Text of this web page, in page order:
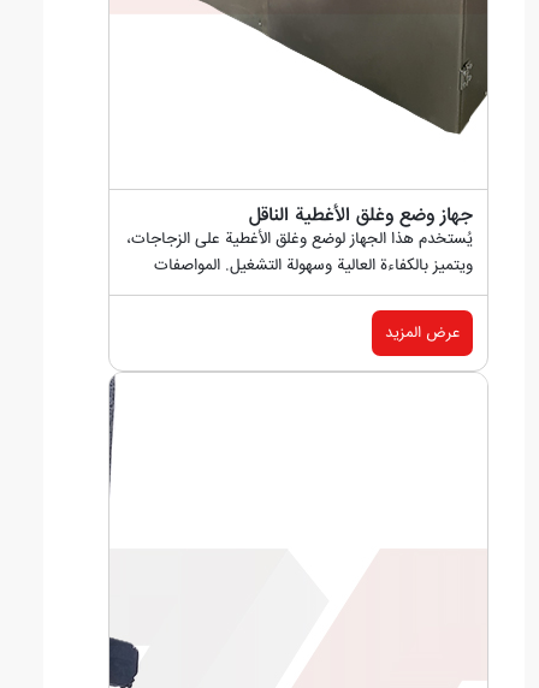
جهاز وضع وغلق الأغطية الناقل
يُستخدم هذا الجهاز لوضع وغلق الأغطية على الزجاجات،
ويتميز بالكفاءة العالية وسهولة التشغيل. المواصفات
الرئيسية:...
عرض المزيد